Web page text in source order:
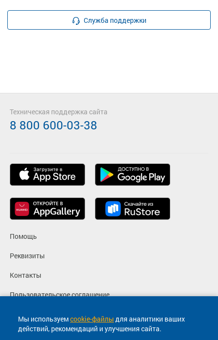
Служба поддержки
Мы используемcookie-файлы для аналитики ваших
действий, рекомендаций и улучшения сайта.
Помощь
Реквизиты
Контакты
Пользовательское соглашение
Политика конфиденциальности
Согласие на маркетинговые сообщения
Техническая поддержка сайта
8 800 600-03-38